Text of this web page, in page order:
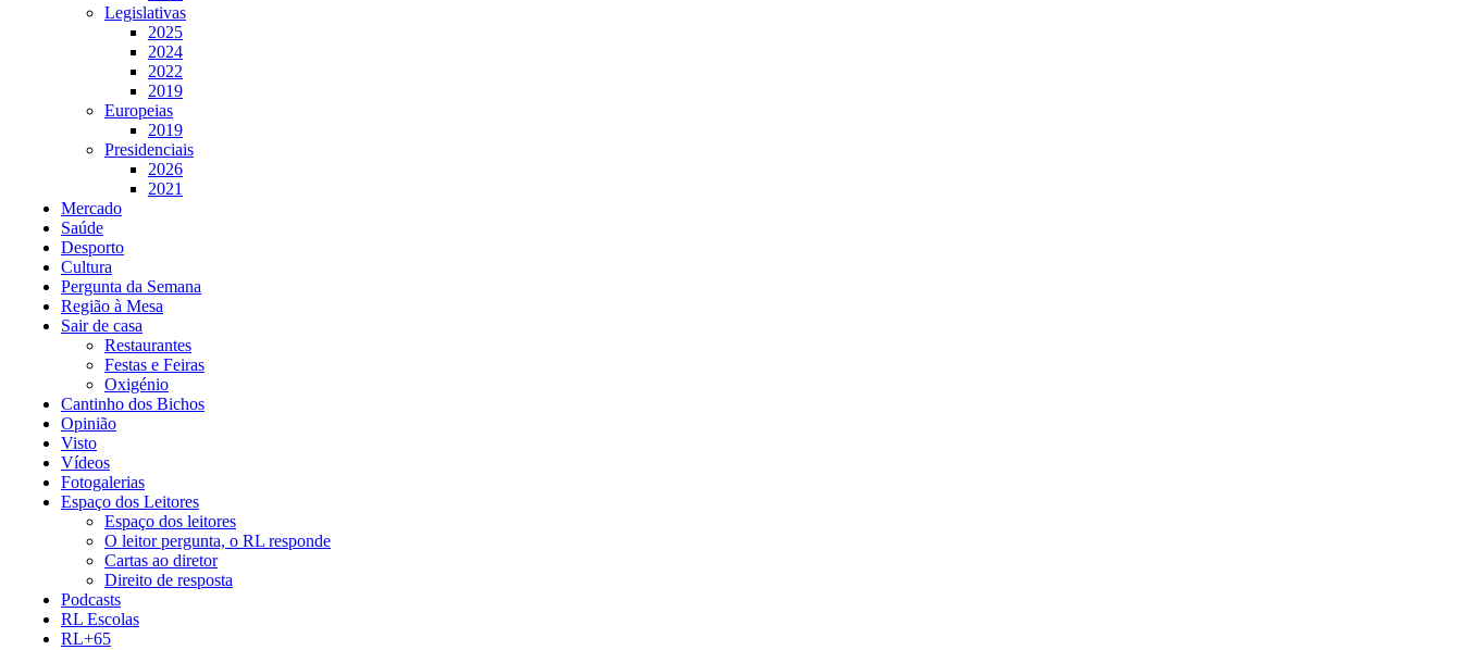
Legislativas
2025
2024
2022
2019
Europeias
2019
Presidenciais
2026
2021
Mercado
Saúde
Desporto
Cultura
Pergunta da Semana
Região à Mesa
Sair de casa
Restaurantes
Festas e Feiras
Oxigénio
Cantinho dos Bichos
Opinião
Visto
Vídeos
Fotogalerias
Espaço dos Leitores
Espaço dos leitores
O leitor pergunta, o RL responde
Cartas ao diretor
Direito de resposta
Podcasts
RL Escolas
RL+65